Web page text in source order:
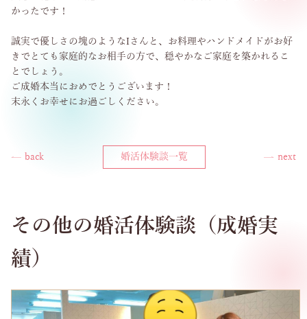
かったです！
誠実で優しさの塊のようなIさんと、お料理やハンドメイドがお好
きでとても家庭的なお相手の方で、穏やかなご家庭を築かれるこ
とでしょう。
ご成婚本当におめでとうございます！
末永くお幸せにお過ごしください。
back 婚活体験談一覧 next
その他の婚活体験談（成婚実
績）